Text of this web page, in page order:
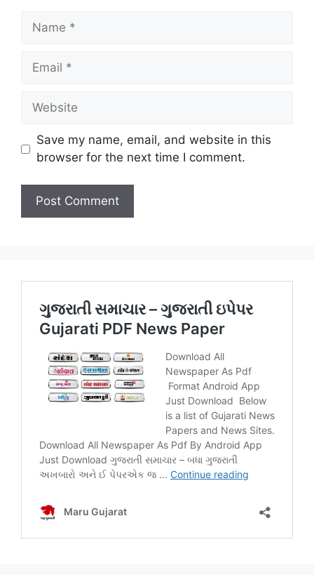
Name
Email
Website
Save my name, email, and website in this
browser for the next time I comment.